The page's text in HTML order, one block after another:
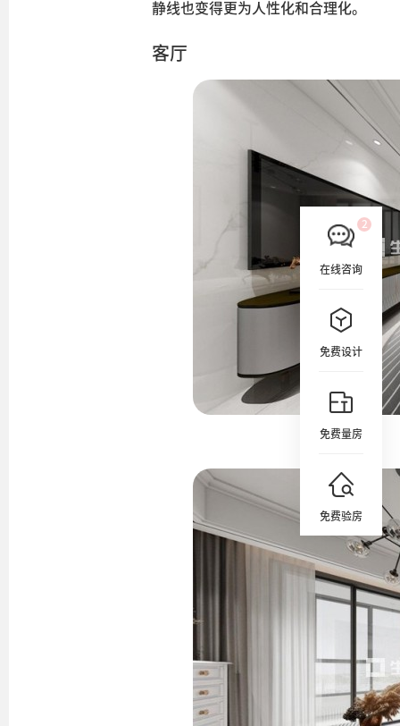
在线咨询
免费设计
免费量房
免费验房
静线也变得更为人性化和合理化。
客厅